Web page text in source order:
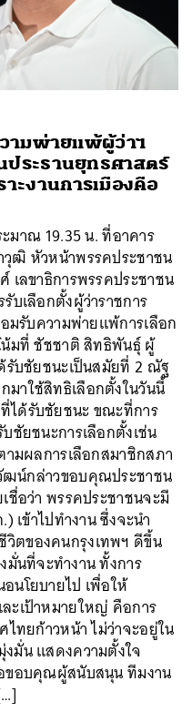
วามพ่ายแพ้ผู้ว่าฯ
ประธานยุทธศาสตร์
ะงานการเมืองคือ
มาณ 19.35 น. ที่อาคาร
ฒิ หัวหน้าพรรคประชาชน
ลขาธิการพรรคประชาชน
เลือกตั้งผู้ว่าราชการ
รับความพ่ายแพ้การเลือก
มที่ ชัชชาติ สิทธิพันธุ์ ผู้
รับชัยชนะเป็นสมัยที่ 2 ณัฐ
าใช้สิทธิเลือกตั้งในวันนี้
ด้รับชัยชนะ ขณะที่การ
ชัยชนะการเลือกตั้งเช่น
มผลการเลือกสมาชิกสภา
ฒน์กล่าวขอบคุณประชาชน
ชื่อว่า พรรคประชาชนจะมี
เข้าไปทำงาน ซึ่งจะนำ
ตของคนกรุงเทพฯ ดีขึ้น
มั่นที่จะทำงาน ทั้งการ
นโยบายไป เพื่อให้
เป้าหมายใหญ่ คือการ
ไทยก้าวหน้า ไม่ว่าจะอยู่ใน
มั่น แสดงความตั้งใจ
ขอบคุณผู้สนับสนุน ทีมงาน